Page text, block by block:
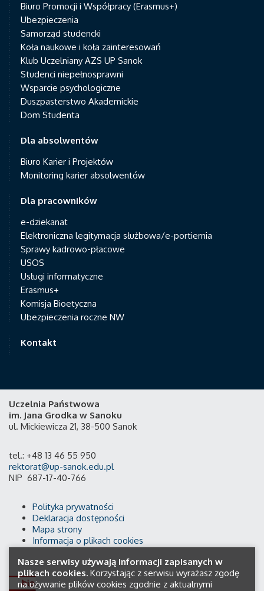
Biuro Promocji i Współpracy (Erasmus+)
Ubezpieczenia
Samorząd studencki
Koła naukowe i koła zainteresowań
Klub Uczelniany AZS UP Sanok
Studenci niepełnosprawni
Wsparcie psychologiczne
Duszpasterstwo Akademickie
Dom Studenta
Dla absolwentów
Biuro Karier i Projektów
Monitoring karier absolwentów
Dla pracowników
e-dziekanat
Elektroniczna legitymacja służbowa/e-portiernia
Sprawy kadrowo-płacowe
USOS
Usługi informatyczne
Erasmus+
Komisja Bioetyczna
Ubezpieczenia roczne NW
Kontakt
Uczelnia Państwowa
im. Jana Grodka w Sanoku
ul. Mickiewicza 21, 38-500 Sanok
tel.: +48 13 46 55 950
rektorat@up-sanok.edu.pl
NIP 687-17-40-766
Polityka prywatności
Deklaracja dostępności
Mapa strony
Informacja o plikach cookies
Nasze serwisy używają informacji zapisanych w
plikach cookies. Korzystając z serwisu wyrażasz zgodę
na używanie plików cookies zgodnie z aktualnymi